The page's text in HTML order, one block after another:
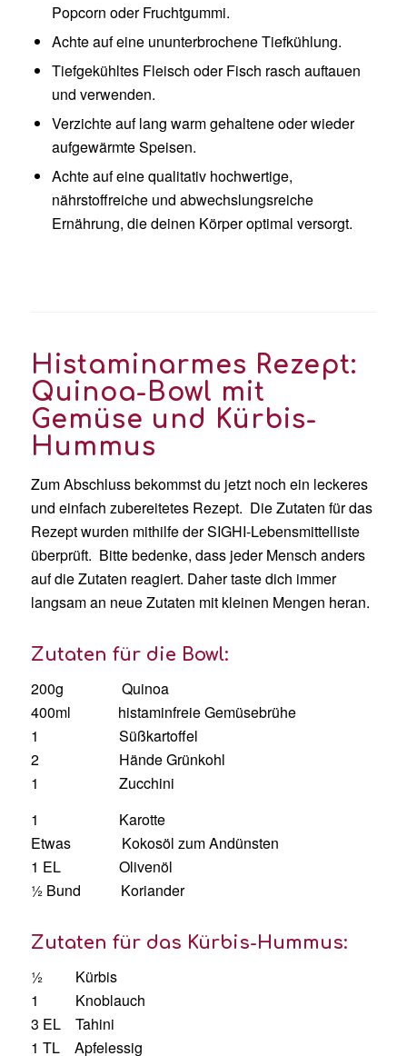
Popcorn oder Fruchtgummi.
Achte auf eine ununterbrochene Tiefkühlung.
Tiefgekühltes Fleisch oder Fisch rasch auftauen
und verwenden.
Verzichte auf lang warm gehaltene oder wieder
aufgewärmte Speisen.
Achte auf eine qualitativ hochwertige,
nährstoffreiche und abwechslungsreiche
Ernährung, die deinen Körper optimal versorgt.
Histaminarmes Rezept:
Quinoa-Bowl mit
Gemüse und Kürbis-
Hummus
Zum Abschluss bekommst du jetzt noch ein leckeres
und einfach zubereitetes Rezept. Die Zutaten für das
Rezept wurden mithilfe der SIGHI-Lebensmittelliste
überprüft. Bitte bedenke, dass jeder Mensch anders
auf die Zutaten reagiert. Daher taste dich immer
langsam an neue Zutaten mit kleinen Mengen heran.
Zutaten für die Bowl:
200g Quinoa
400ml histaminfreie Gemüsebrühe
1 Süßkartoffel
2 Hände Grünkohl
1 Zucchini
1 Karotte
Etwas Kokosöl zum Andünsten
1 EL Olivenöl
½ Bund Koriander
Zutaten für das Kürbis-Hummus:
½ Kürbis
1 Knoblauch
3 EL Tahini
1 TL Apfelessig